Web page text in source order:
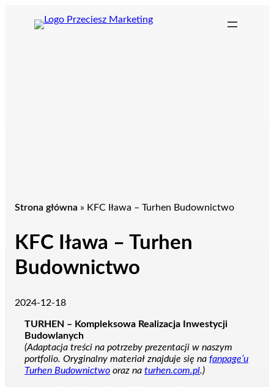
Strona główna » KFC Iława – Turhen Budownictwo
KFC Iława – Turhen
Budownictwo
2024-12-18
TURHEN – Kompleksowa Realizacja Inwestycji
Budowlanych
(Adaptacja treści na potrzeby prezentacji w naszym
portfolio. Oryginalny materiał znajduje się na fanpage’u
Turhen Budownictwo oraz na turhen.com.pl.)